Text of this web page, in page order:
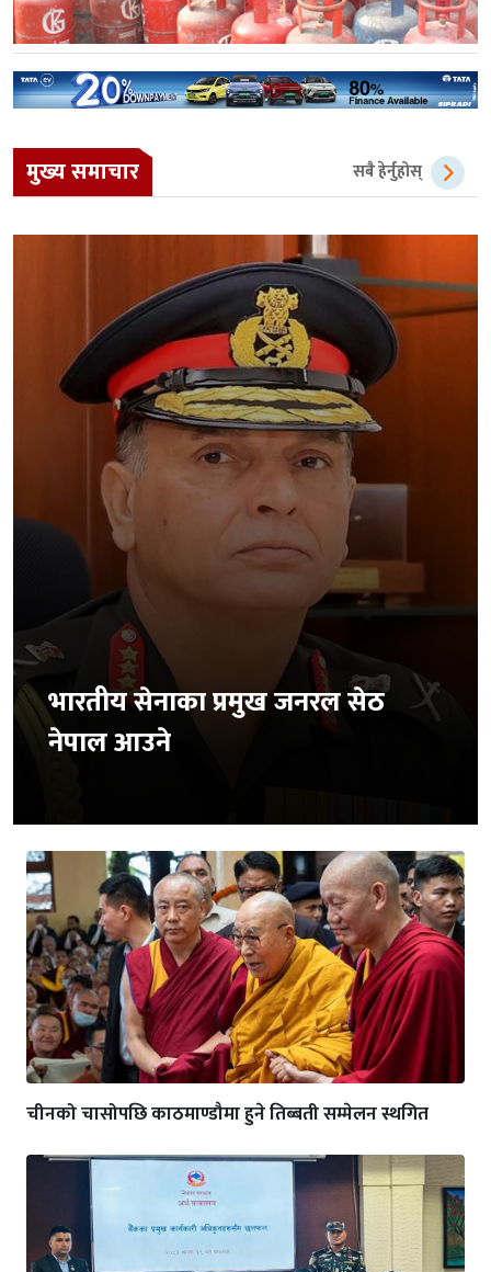
मुख्य समाचार सबै हेर्नुहोस्
भारतीय सेनाका प्रमुख जनरल सेठ
नेपाल आउने
चीनको चासोपछि काठमाण्डौमा हुने तिब्बती सम्मेलन स्थगित